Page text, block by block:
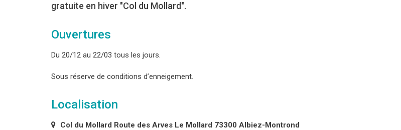
gratuite en hiver "Col du Mollard".
Ouvertures
Du 20/12 au 22/03 tous les jours.
Sous réserve de conditions d’enneigement.
Localisation
Col du Mollard Route des Arves Le Mollard 73300 Albiez-Montrond